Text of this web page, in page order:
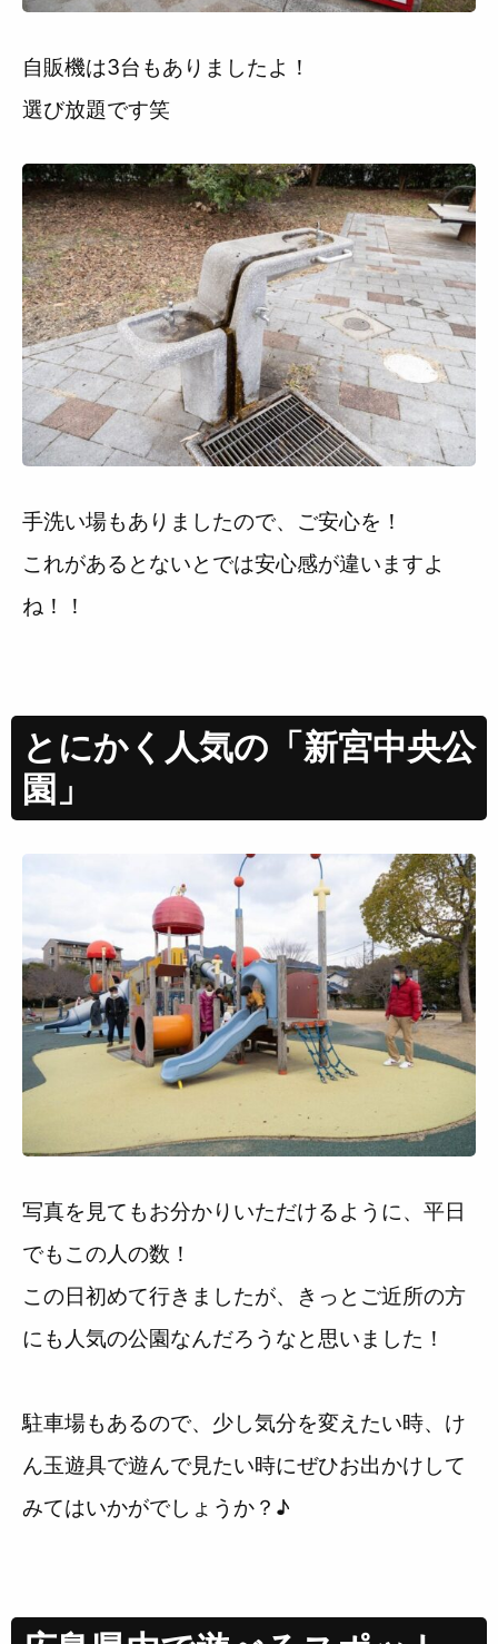
自販機は3台もありましたよ！
選び放題です笑
手洗い場もありましたので、ご安心を！
これがあるとないとでは安心感が違いますよ
ね！！
とにかく人気の「新宮中央公
園」
写真を見てもお分かりいただけるように、平日
でもこの人の数！
この日初めて行きましたが、きっとご近所の方
にも人気の公園なんだろうなと思いました！
駐車場もあるので、少し気分を変えたい時、け
ん玉遊具で遊んで見たい時にぜひお出かけして
みてはいかがでしょうか？♪